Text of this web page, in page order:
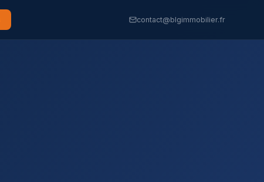
contact@blgimmobilier.fr